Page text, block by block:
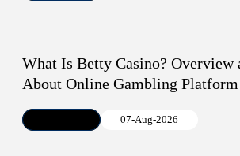
What Is Betty Casino? Overview
About Online Gambling Platform
07-Aug-2026